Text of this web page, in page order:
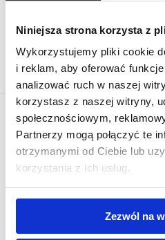
Niniejsza strona korzysta z
Wykorzystujemy pliki cookie
i reklam, aby oferować
analizować ruch w naszej
korzystasz z naszej witryny,
społecznościowym,
Partnerzy mogą połączyć te
otrzymanymi od Ciebie lub
korzystania z ich usług.
Zezwól na
Dołącz do grona